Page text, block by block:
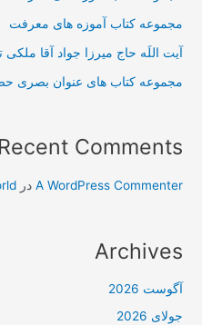
مجموعه کتاب آموزه های معرفت
آیت اللَه حاج میرزا جواد آقا ملکی
مجموعه کتاب های عنوان بصری
Recent Comments
A WordPress Commenter در
Archives
آگوست 2026
جولای 2026